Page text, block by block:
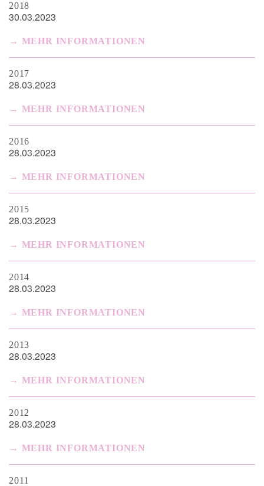
2018
30.03.2023
MEHR INFORMATIONEN
2017
28.03.2023
MEHR INFORMATIONEN
2016
28.03.2023
MEHR INFORMATIONEN
2015
28.03.2023
MEHR INFORMATIONEN
2014
28.03.2023
MEHR INFORMATIONEN
2013
28.03.2023
MEHR INFORMATIONEN
2012
28.03.2023
MEHR INFORMATIONEN
2011